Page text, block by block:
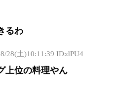
るわ
28(土)10:11:39 ID:dPU4
上位の料理やん